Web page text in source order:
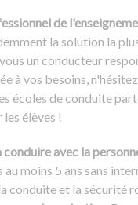
de
la solution la
un conducteur
à vos besoins,
écoles de conduite
les élèves !
conduire avec la
moins 5 ans sans
conduite et la sécurité